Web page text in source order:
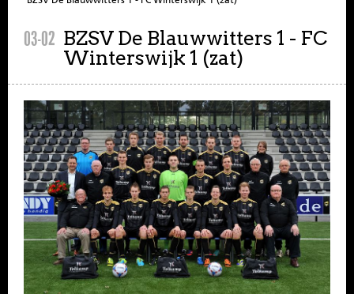
SPONSOREN
CONTACT
MENU
03-02 BZSV De Blauwwitters 1 - FC
Winterswijk 1 (zat)